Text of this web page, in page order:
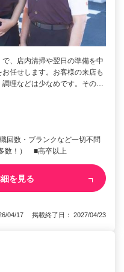
、店内清掃や翌日の準備を中
任せします。お客様の来店も
調理などは少なめです。その…
回数・ブランクなど一切不問
数！） ■高卒以上
を見る
04/17 掲載終了日： 2027/04/23